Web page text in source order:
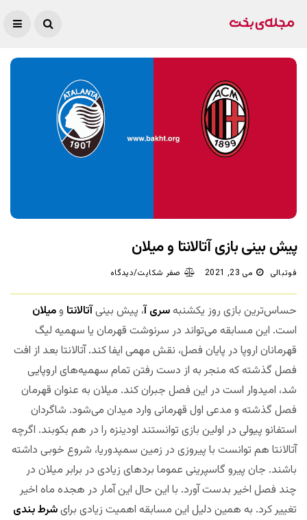
پیش بینی بازی آتالانتا و میلان
فوتبالی می 23, 2021 صفر شکایت/دیدگاه
حساس‌ترین بازی روز یکشنبهسری آ، پیش بینیآتالانتا ومیلان
است. این مسابقه می‌تواند در سرنوشت قهرمان یا سهمیه لیگ
قهرمانان اروپا در پایان فصل، نقش مهمی ایفا کند. آتالانتا بعد از افت
فصل گذشته که منجر به از دست رفتن تمام سهمیه‌های اروپایی
شد، امیدوار است در این فصل جبران کند. میلان به عنوان قهرمان
فصل گذشته و مدعی اول قهرمانی وارد میدان می‌شود. شاگردان
استفانو پیولی در اولین بازی توانستند اودینزه را در هم بکوبند. اگرچه
آتالانتا هم توانست با پیروزی در زمین سمپدوریا، شروع خوبی داشته
باشند. جان پیرو گاسپرینی عموما بردهای زیادی در برابر میلان در
چند فصل اخیر بدست آورد. با این حال این آمار در هجده ماه اخیر
تغییر کرد. به همین دلیل این مسابقه اهمیت زیادی برایشرط بندی